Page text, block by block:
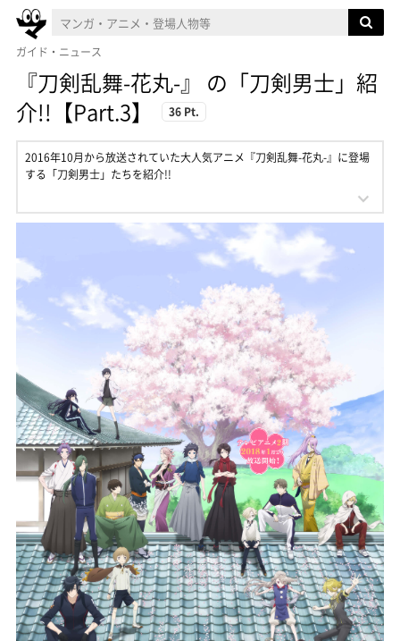
ガイド・ニュース
『刀剣乱舞-花丸-』 の「刀剣男士」紹
介!!【Part.3】
36 Pt.
2016年10月から放送されていた大人気アニメ『刀剣乱舞-花丸-』に登場
する「刀剣男士」たちを紹介!!